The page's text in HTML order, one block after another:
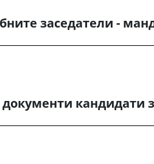
заседатели -
кандидати